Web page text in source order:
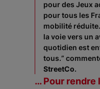
pour des Jeux
pour tous les
mobilité
la voie vers un
quotidien est
tous.”
StreetCo.
… Pour rendre